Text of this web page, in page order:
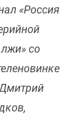
«Россия
со